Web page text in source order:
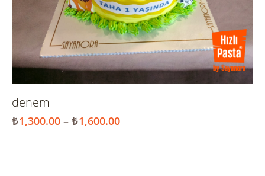
denem
₺1,300.00 – ₺1,600.00